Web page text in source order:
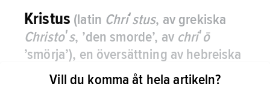
Kristus (latin Chriʹstus, av grekiska
Christoʹs, ’den smorde’, av chriʹō
’smörja’), en översättning av hebreiska
Mashiʹach
(’[Jahves] smorde’), Messias
Vill du komma åt hela artikeln?